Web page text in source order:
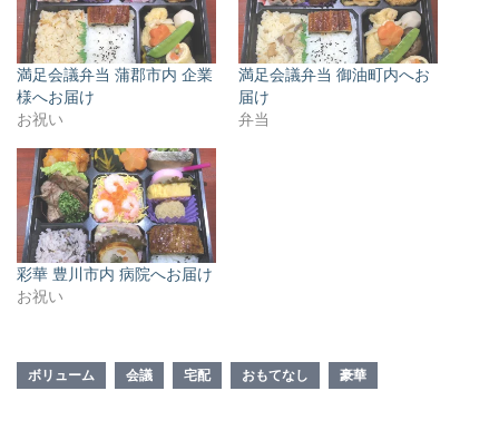
満足会議弁当 蒲郡市内 企業
様へお届け
お祝い
満足会議弁当 御油町内へお
届け
弁当
彩華 豊川市内 病院へお届け
お祝い
ボリューム 会議 宅配 おもてなし 豪華